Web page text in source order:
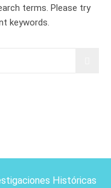
terms. Please try
keywords.
Históricas